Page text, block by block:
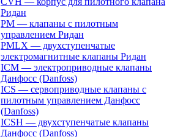
Ридан
PM — клапаны с пилотным
управлением Ридан
PMLX — двухступенчатые
электромагнитные клапаны Ридан
ICM — электроприводные клапаны
Данфосс (Danfoss)
ICS — сервоприводные клапаны с
пилотным управлением Данфосс
(Danfoss)
ICSH — двухступенчатые клапаны
Данфосс (Danfoss)